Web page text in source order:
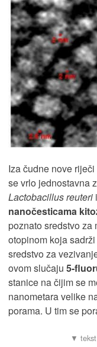
Iza čudne nove riječi
se vrlo jednostavna
Lactobacillus reuteri
nanočesticama
poznato sredstvo za
otopinom koja
sredstvo za
ovom slučaju 5-
stanice na čijim se
nanometara velike
porama. U tim se